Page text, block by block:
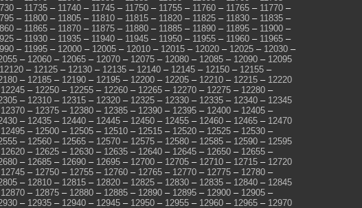
– 11735 – 11740 – 11745 – 11750 – 11755 – 11760 – 11765 – 11770 –
– 11800 – 11805 – 11810 – 11815 – 11820 – 11825 – 11830 – 11835 –
– 11865 – 11870 – 11875 – 11880 – 11885 – 11890 – 11895 – 11900 –
– 11930 – 11935 – 11940 – 11945 – 11950 – 11955 – 11960 – 11965 –
– 11995 – 12000 – 12005 – 12010 – 12015 – 12020 – 12025 – 12030 –
– 12060 – 12065 – 12070 – 12075 – 12080 – 12085 – 12090 – 12095
12120 – 12125 – 12130 – 12135 – 12140 – 12145 – 12150 – 12155 –
– 12185 – 12190 – 12195 – 12200 – 12205 – 12210 – 12215 – 12220
12245 – 12250 – 12255 – 12260 – 12265 – 12270 – 12275 – 12280 –
– 12310 – 12315 – 12320 – 12325 – 12330 – 12335 – 12340 – 12345
12370 – 12375 – 12380 – 12385 – 12390 – 12395 – 12400 – 12405 –
– 12435 – 12440 – 12445 – 12450 – 12455 – 12460 – 12465 – 12470
12495 – 12500 – 12505 – 12510 – 12515 – 12520 – 12525 – 12530 –
– 12560 – 12565 – 12570 – 12575 – 12580 – 12585 – 12590 – 12595
12620 – 12625 – 12630 – 12635 – 12640 – 12645 – 12650 – 12655 –
– 12685 – 12690 – 12695 – 12700 – 12705 – 12710 – 12715 – 12720
12745 – 12750 – 12755 – 12760 – 12765 – 12770 – 12775 – 12780 –
– 12810 – 12815 – 12820 – 12825 – 12830 – 12835 – 12840 – 12845
12870 – 12875 – 12880 – 12885 – 12890 – 12895 – 12900 – 12905 –
– 12935 – 12940 – 12945 – 12950 – 12955 – 12960 – 12965 – 12970